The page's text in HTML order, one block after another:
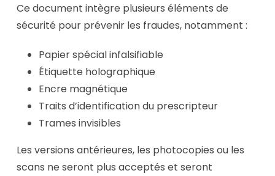
Ce document intègre plusieurs éléments de
sécurité pour prévenir les fraudes, notamment :
Papier spécial infalsifiable
Étiquette holographique
Encre magnétique
Traits d’identification du prescripteur
Trames invisibles
Les versions antérieures, les photocopies ou les
scans ne seront plus acceptés et seront